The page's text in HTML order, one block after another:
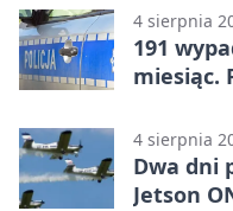
4 sierpnia
191
miesiąc.
4 sierpnia
Dwa dni
Jetson